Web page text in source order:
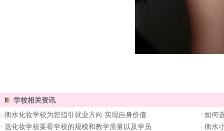
学校相关资讯
· 衡水化妆学校为您指引就业方向 实现自身价值 · 如何
· 选化妆学校要看学校的规模和教学质量以及学员 · 衡水